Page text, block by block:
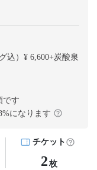
込）¥ 6,600+炭酸泉
です
%になります
チケット
2 枚